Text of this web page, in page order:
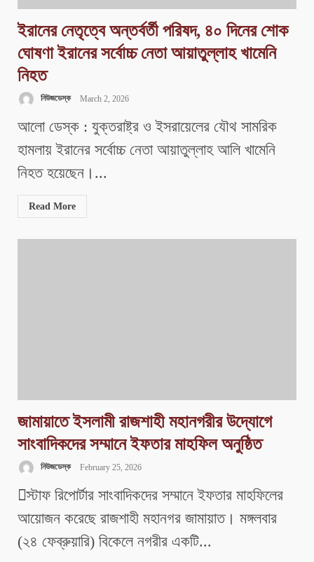
ইরানের নেতৃত্বে অন্তর্বর্তী পরিষদ, ৪০ দিনের শোক
ঘোষণা ইরানের সর্বোচ্চ নেতা আয়াতুল্লাহ খামেনি
নিহত
নিউজডেস্ক March 2, 2026
আলো ডেস্ক : যুক্তরাষ্ট্র ও ইসরায়েলের যৌথ সামরিক
হামলায় ইরানের সর্বোচ্চ নেতা আয়াতুল্লাহ আলি খামেনি
নিহত হয়েছেন।...
Read More
জামায়াতে ইসলামী রাজশাহী মহানগরীর উদ্যোগে
সাংবাদিকদের সম্মানে ইফতার মাহফিল অনুষ্ঠিত
নিউজডেস্ক February 25, 2026
স্টাফ রিপোর্টার সাংবাদিকদের সম্মানে ইফতার মাহফিলের
আয়োজন করেছে রাজশাহী মহানগর জামায়াত। মঙ্গলবার
(২৪ ফেব্রুয়ারি) বিকেলে নগরীর একটি...